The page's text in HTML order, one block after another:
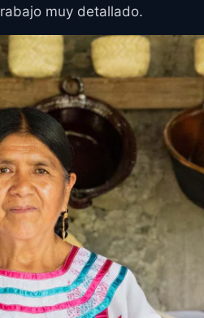
muy detallado.